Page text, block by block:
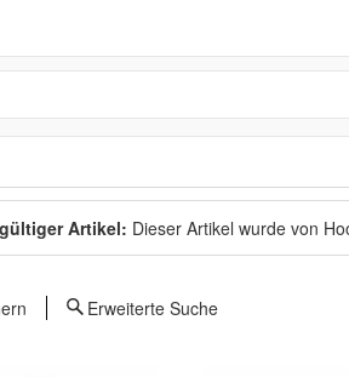
Artikel: Dieser Artikel wurde von
Erweiterte Suche